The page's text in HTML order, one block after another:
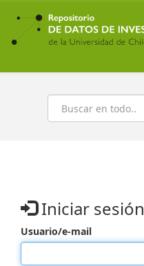
Ir
contenido
principal
Buscar
Iniciar sesión
Usuario/e-mail